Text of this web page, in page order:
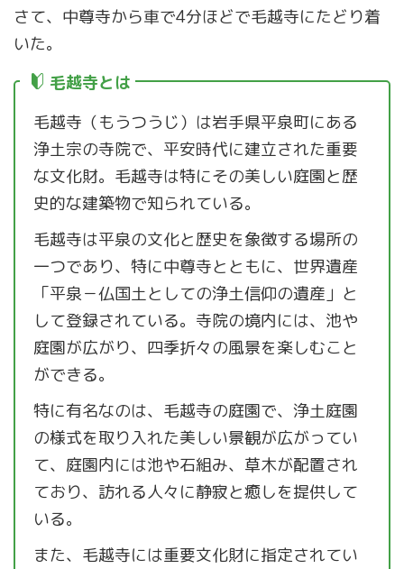
さて、中尊寺から車で4分ほどで毛越寺にたどり着
いた。
毛越寺とは
毛越寺（もうつうじ）は岩手県平泉町にある
浄土宗の寺院で、平安時代に建立された重要
な文化財。毛越寺は特にその美しい庭園と歴
史的な建築物で知られている。
毛越寺は平泉の文化と歴史を象徴する場所の
一つであり、特に中尊寺とともに、世界遺産
「平泉－仏国土としての浄土信仰の遺産」と
して登録されている。寺院の境内には、池や
庭園が広がり、四季折々の風景を楽しむこと
ができる。
特に有名なのは、毛越寺の庭園で、浄土庭園
の様式を取り入れた美しい景観が広がってい
て、庭園内には池や石組み、草木が配置され
ており、訪れる人々に静寂と癒しを提供して
いる。
また、毛越寺には重要文化財に指定されてい